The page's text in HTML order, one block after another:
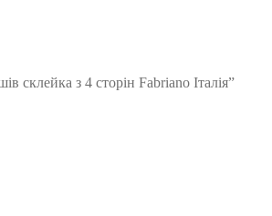
склейка з 4 сторін Fabriano Італія”